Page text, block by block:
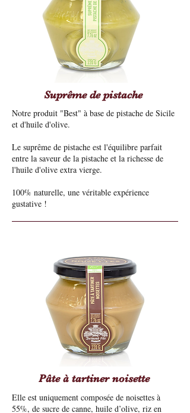
Suprême de pistache
Notre produit "Best" à base de pistache de Sicile
et d'huile d'olive.
Le suprême de pistache est l'équilibre parfait
entre la saveur de la pistache et la richesse de
l'huile d'olive extra vierge.
100% naturelle, une véritable expérience
gustative !
Pâte à tartiner noisette
Elle est uniquement composée de noisettes à
55%, de sucre de canne, huile d’olive, riz en